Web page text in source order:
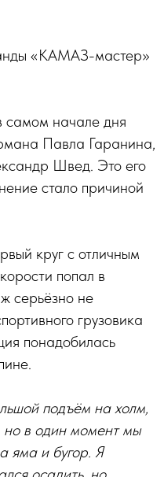
«КАМАЗ-мастер»
самом начале дня
Павла Гаранина,
Швед. Это его
стало причиной
круг с отличным
попал в
серьёзно не
грузовика
понадобилась
подъём на холм,
но в один момент мы
яма и бугор. Я